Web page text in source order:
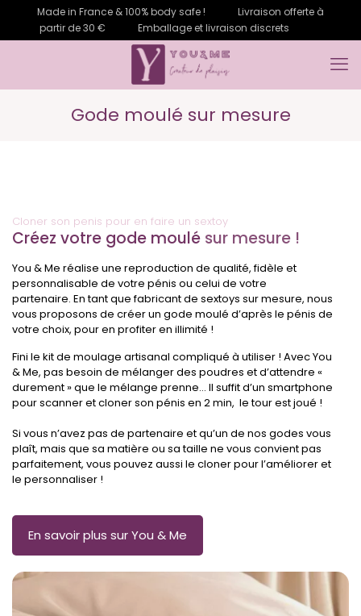
Made in France & 100% body safe !
Livraison offerte à
partir de 30 €
Emballage et livraison discrets
Gode moulé sur mesure
Cloner son penis pour en faire un sextoy
Créez votre gode moulé sur mesure !
You & Me réalise une reproduction de qualité, fidèle et
personnalisable de votre pénis ou celui de votre
partenaire. En tant que fabricant de sextoys sur mesure, nous
vous proposons de créer un gode moulé d’après le pénis de
votre choix, pour en profiter en illimité !
Fini le kit de moulage artisanal compliqué à utiliser ! Avec You
& Me, pas besoin de mélanger des poudres et d’attendre «
durement » que le mélange prenne… Il suffit d’un smartphone
pour scanner et cloner son pénis en 2 min, le tour est joué !
Si vous n’avez pas de partenaire et qu’un de nos godes vous
plaît, mais que sa matière ou sa taille ne vous convient pas
parfaitement, vous pouvez aussi le cloner pour l’améliorer et
le personnaliser !
En savoir plus sur You & Me